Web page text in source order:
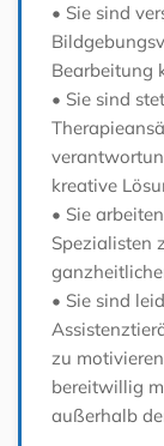
• Sie sind
Bearbeitung
• Sie sind
kreative
• Sie
Spezialisten
• Sie sind
zu
bereitwillig
außerhalb